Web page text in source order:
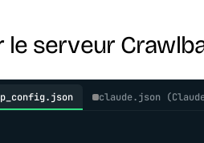
le serveur
claude.json